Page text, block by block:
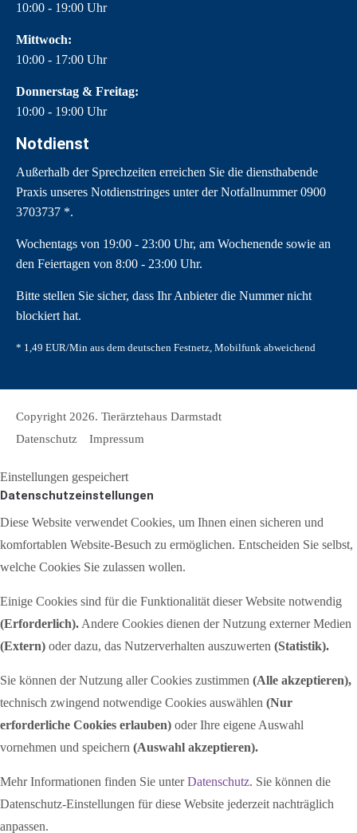
10:00 - 19:00 Uhr
Mittwoch:
10:00 - 17:00 Uhr
Donnerstag & Freitag:
10:00 - 19:00 Uhr
Notdienst
Außerhalb der Sprechzeiten erreichen Sie die diensthabende
Praxis unseres Notdienstringes unter der Notfallnummer0900
3703737 *.
Wochentags von 19:00 - 23:00 Uhr, am Wochenende sowie an
den Feiertagen von 8:00 - 23:00 Uhr.
Bitte stellen Sie sicher, dass Ihr Anbieter die Nummer nicht
blockiert hat.
* 1,49 EUR/Min aus dem deutschen Festnetz, Mobilfunk abweichend
Copyright 2026. Tierärztehaus Darmstadt
Datenschutz
Impressum
Einstellungen gespeichert
Datenschutzeinstellungen
Diese Website verwendet Cookies, um Ihnen einen sicheren und
komfortablen Website-Besuch zu ermöglichen. Entscheiden Sie selbst,
welche Cookies Sie zulassen wollen.
Einige Cookies sind für die Funktionalität dieser Website notwendig
(Erforderlich). Andere Cookies dienen der Nutzung externer Medien
(Extern) oder dazu, das Nutzerverhalten auszuwerten (Statistik).
Sie können der Nutzung aller Cookies zustimmen (Alle akzeptieren),
technisch zwingend notwendige Cookies auswählen (Nur
erforderliche Cookies erlauben) oder Ihre eigene Auswahl
vornehmen und speichern (Auswahl akzeptieren).
Mehr Informationen finden Sie unterDatenschutz. Sie können die
Datenschutz-Einstellungen für diese Website jederzeit nachträglich
anpassen.